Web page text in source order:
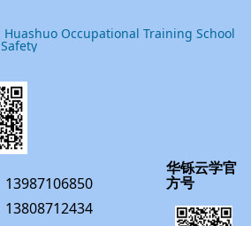
华铄云学官
方号
Huashuo Occupational Training School